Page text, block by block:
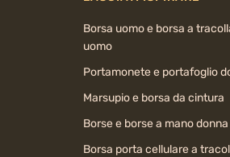
Borsa uomo e borsa a
uomo
Portamonete e portafoglio
Marsupio e borsa da cintura
Borse e borse a mano donna
Borsa porta cellulare a